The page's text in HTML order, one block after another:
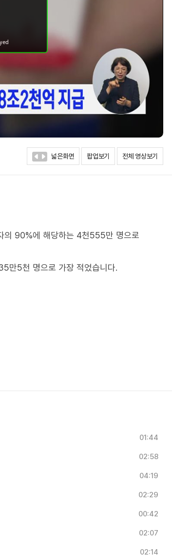
넓은화면 팝업보기 전체 영상보기
의 90%에 해당하는 4천555만 명으로
만5천 명으로 가장 적었습니다.
01:44
02:58
04:19
02:29
00:42
02:07
02:14